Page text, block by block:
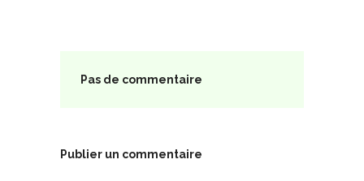
Pas de commentaire
Publier un commentaire